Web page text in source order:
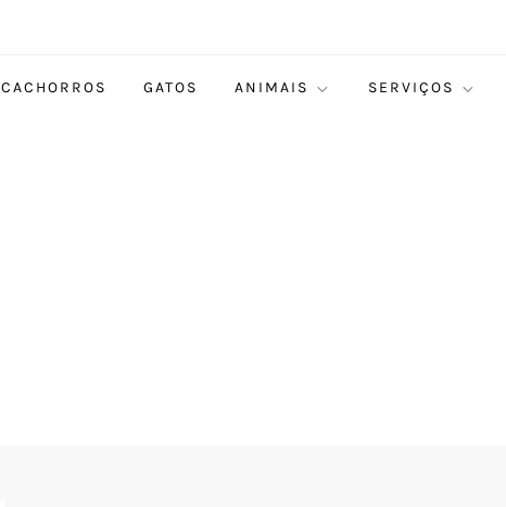
CACHORROS GATOS ANIMAIS SERVIÇOS